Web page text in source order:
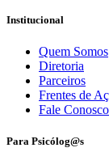
Institucional
Quem Somos
Diretoria
Parceiros
Frentes de
Fale Conosco
Para Psicólog@s